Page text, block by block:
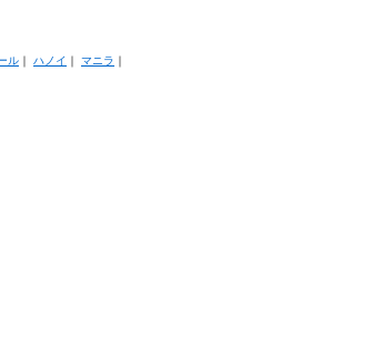
ル｜ ハノイ ｜ マニラ ｜